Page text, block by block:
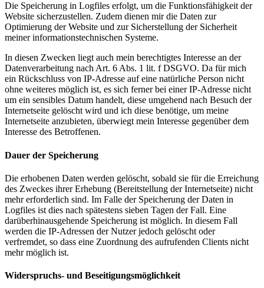
Die Speicherung in Logfiles erfolgt, um die Funktionsfähigkeit der
Website sicherzustellen. Zudem dienen mir die Daten zur
Optimierung der Website und zur Sicherstellung der Sicherheit
meiner informationstechnischen Systeme.
In diesen Zwecken liegt auch mein berechtigtes Interesse an der
Datenverarbeitung nach Art. 6 Abs. 1 lit. f DSGVO. Da für mich
ein Rückschluss von IP-Adresse auf eine natürliche Person nicht
ohne weiteres möglich ist, es sich ferner bei einer IP-Adresse nicht
um ein sensibles Datum handelt, diese umgehend nach Besuch der
Internetseite gelöscht wird und ich diese benötige, um meine
Internetseite anzubieten, überwiegt mein Interesse gegenüber dem
Interesse des Betroffenen.
Dauer der Speicherung
Die erhobenen Daten werden gelöscht, sobald sie für die Erreichung
des Zweckes ihrer Erhebung (Bereitstellung der Internetseite) nicht
mehr erforderlich sind. Im Falle der Speicherung der Daten in
Logfiles ist dies nach spätestens sieben Tagen der Fall. Eine
darüberhinausgehende Speicherung ist möglich. In diesem Fall
werden die IP-Adressen der Nutzer jedoch gelöscht oder
verfremdet, so dass eine Zuordnung des aufrufenden Clients nicht
mehr möglich ist.
Widerspruchs- und Beseitigungsmöglichkeit